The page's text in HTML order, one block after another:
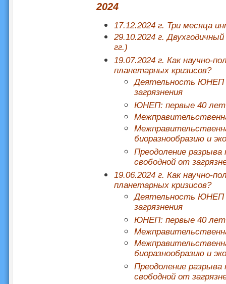
2024
17.12.2024 г. Три месяца
29.10.2024 г.
гг.)
19.07.2024 г. Как научно-
планетарных кризисов?
Деятельность ЮНЕП
загрязнения
ЮНЕП: первые 40 лет
биоразнообразию и
Преодоление разрыва
свободной от
19.06.2024 г. Как научно-
планетарных кризисов?
Деятельность ЮНЕП
загрязнения
ЮНЕП: первые 40 лет
биоразнообразию и
Преодоление разрыва
свободной от